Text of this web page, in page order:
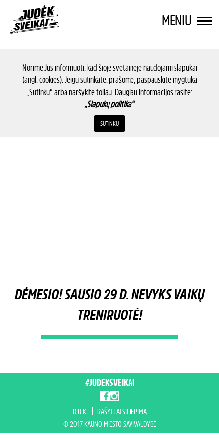
MENIU
Norime Jus informuoti, kad šioje svetainėje naudojami slapukai
(angl. cookies). Jeigu sutinkate, prašome, paspauskite mygtuką
„Sutinku“ arba naršykite toliau. Daugiau informacijos rasite:
„Slapukų politika“.
SUTINKU
DĖMESIO! SAUSIO 29 D. NEVYKS VAIKŲ
TRENIRUOTĖ!
#JUDEKSVEIKAI
D.U.K.
RAŠYTI ATSILIEPIMĄ
© 2017 KAUNO MIESTO SAVIVALDYBĖ